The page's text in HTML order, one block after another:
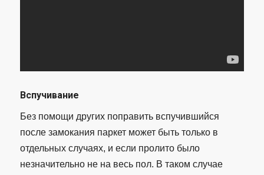
Вспучивание
Без помощи других поправить вспучившийся
после замокания паркет может быть только в
отдельных случаях, и если пролито было
незначительно не на весь пол. В таком случае